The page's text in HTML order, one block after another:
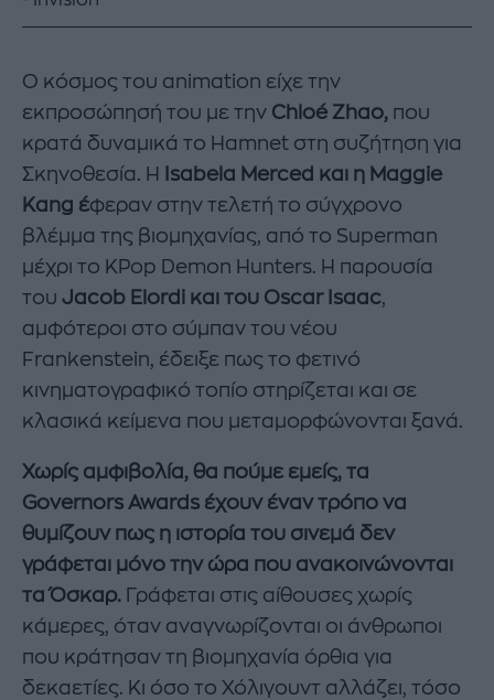
Ο κόσμος του animation είχε την
εκπροσώπησή του με την Chloé Zhao, που
κρατά δυναμικά το Hamnet στη συζήτηση για
Σκηνοθεσία. Η
Isabela Merced και η Maggie
Kang έφεραν στην τελετή το σύγχρονο
βλέμμα της βιομηχανίας, από το Superman
μέχρι το KPop Demon Hunters. Η παρουσία
του Jacob Elordi και του Oscar Isaac,
αμφότεροι στο σύμπαν του νέου
Frankenstein, έδειξε πως το φετινό
κινηματογραφικό τοπίο στηρίζεται και σε
κλασικά κείμενα που μεταμορφώνονται ξανά.
Χωρίς αμφιβολία, θα πούμε εμείς, τα
Governors Awards έχουν έναν τρόπο να
θυμίζουν πως η ιστορία του σινεμά δεν
γράφεται μόνο την ώρα που ανακοινώνονται
τα Όσκαρ. Γράφεται στις αίθουσες χωρίς
κάμερες, όταν αναγνωρίζονται οι άνθρωποι
που κράτησαν τη βιομηχανία όρθια για
δεκαετίες. Κι όσο το Χόλιγουντ αλλάζει, τόσο